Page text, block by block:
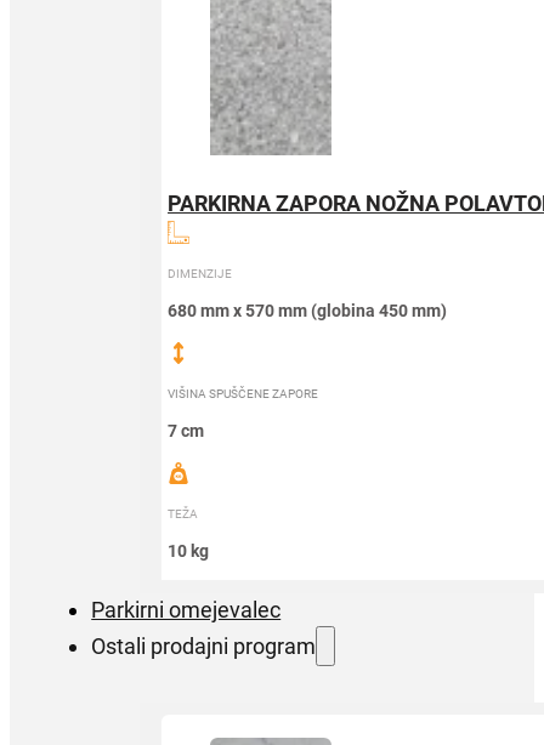
PARKIRNA ZAPORA NOŽNA
DIMENZIJE
680 mm x 570 mm (globina 450 mm)
VIŠINA SPUŠČENE ZAPORE
7 cm
TEŽA
10 kg
Parkirni omejevalec
Ostali prodajni program